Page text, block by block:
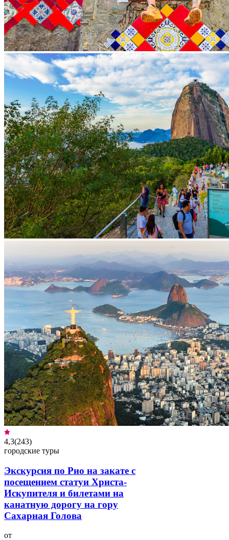
4,3(243)
городские туры
Экскурсия по Рио на закате с
посещением статуи Христа-
Искупителя и билетами на
канатную дорогу на гору
Сахарная Голова
от